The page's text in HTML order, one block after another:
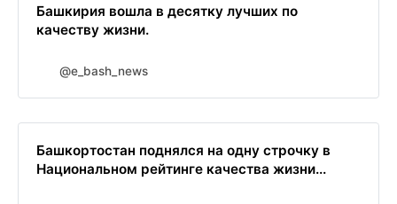
Башкирия вошла в десятку лучших по
качеству жизни.
@e_bash_news
Башкортостан поднялся на одну строчку в
Национальном рейтинге качества жизни...